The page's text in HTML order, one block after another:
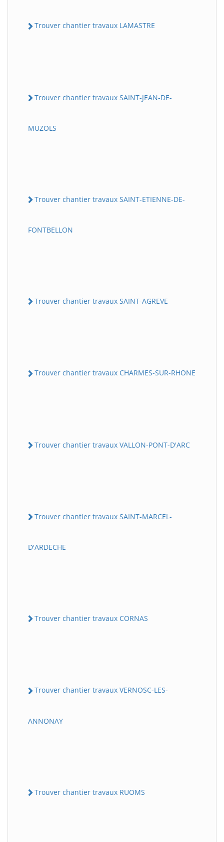
Trouver chantier travaux LAMASTRE
Trouver chantier travaux SAINT-JEAN-DE-
MUZOLS
Trouver chantier travaux SAINT-ETIENNE-DE-
FONTBELLON
Trouver chantier travaux SAINT-AGREVE
Trouver chantier travaux CHARMES-SUR-RHONE
Trouver chantier travaux VALLON-PONT-D'ARC
Trouver chantier travaux SAINT-MARCEL-
D'ARDECHE
Trouver chantier travaux CORNAS
Trouver chantier travaux VERNOSC-LES-
ANNONAY
Trouver chantier travaux RUOMS